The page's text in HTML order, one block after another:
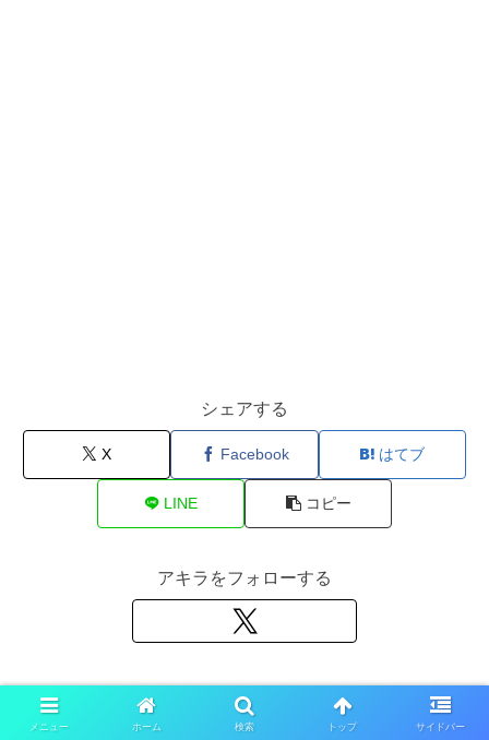
シェアする
X Facebook はてブ
LINE コピー
アキラをフォローする
アキラ
メニュー ホーム 検索 トップ サイドバー